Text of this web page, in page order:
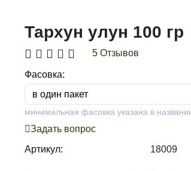
Тархун улун 100 гр
5 Отзывов
Фасовка:
минимальная фасовка указана в
Задать вопрос
Артикул:
18009